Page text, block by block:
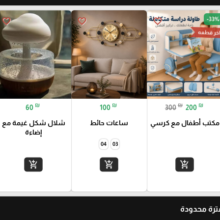
favorite_border -33%
اخر قطعه
300 ₪ 200 ₪
مكتب أطفال مع كرسي
add_shopping_cart
favorite_border
100 ₪
ساعات حائط
03
04
add_shopping_cart
favorite_border
60 ₪
شلال شكل غيمة مع
إضاءة
add_shopping_cart
محدودة